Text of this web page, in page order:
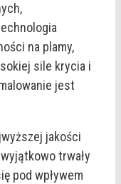
na plamy,
sile krycia i
jest
jakości
trwały
pod wpływem